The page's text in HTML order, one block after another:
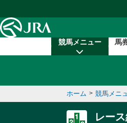
競馬メニュー 馬
ホーム > 競馬メニ
レー